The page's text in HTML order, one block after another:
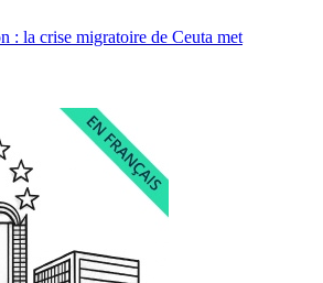
: la crise migratoire de Ceuta met